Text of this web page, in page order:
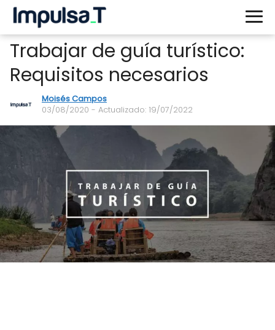
Trabajar de guía turístico:
Requisitos necesarios
Moisés Campos
03/08/2020 - Actualizado: 19/07/2022